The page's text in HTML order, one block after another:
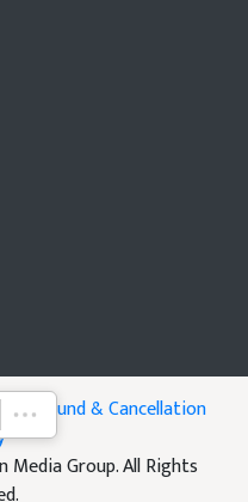
|Refund & Cancellation
Media Group. All Rights